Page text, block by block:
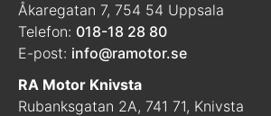
Åkaregatan 7, 754 54 Uppsala
Telefon: 018-18 28 80
E-post: info@ramotor.se
RA Motor Knivsta
Rubanksgatan 2A, 741 71, Knivsta